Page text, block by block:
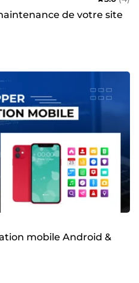
de votre site
mobile Android &